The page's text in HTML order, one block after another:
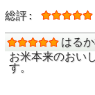
総評:
はる
お米本来のおい
す。